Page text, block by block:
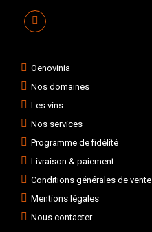
Oenovinia
Nos domaines
Les vins
Nos services
Programme de fidélité
Livraison & paiement
Conditions générales de vente
Mentions légales
Nous contacter